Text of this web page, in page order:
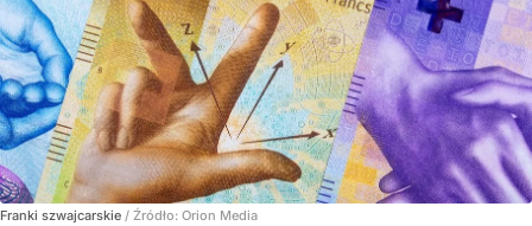
Franki szwajcarskie / Źródło: Orion Media